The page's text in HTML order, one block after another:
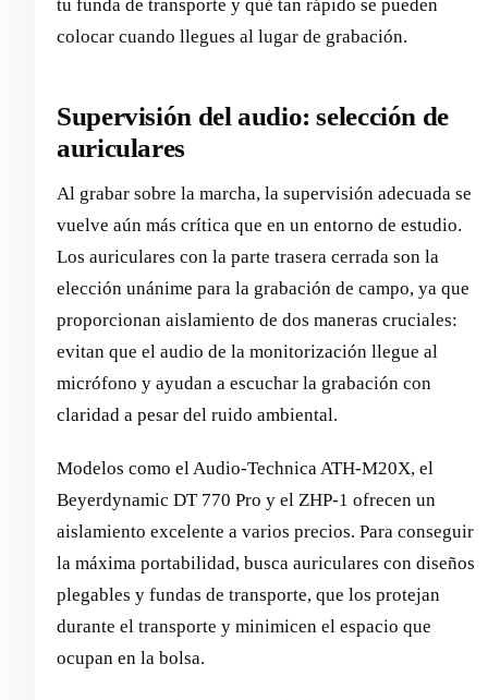
tu funda de transporte y qué tan rápido se pueden
colocar cuando llegues al lugar de grabación.
Supervisión del audio: selección de
auriculares
Al grabar sobre la marcha, la supervisión adecuada se
vuelve aún más crítica que en un entorno de estudio.
Los auriculares con la parte trasera cerrada son la
elección unánime para la grabación de campo, ya que
proporcionan aislamiento de dos maneras cruciales:
evitan que el audio de la monitorización llegue al
micrófono y ayudan a escuchar la grabación con
claridad a pesar del ruido ambiental.
Modelos como el Audio-Technica ATH-M20X, el
Beyerdynamic DT 770 Pro y el ZHP-1 ofrecen un
aislamiento excelente a varios precios. Para conseguir
la máxima portabilidad, busca auriculares con diseños
plegables y fundas de transporte, que los protejan
durante el transporte y minimicen el espacio que
ocupan en la bolsa.